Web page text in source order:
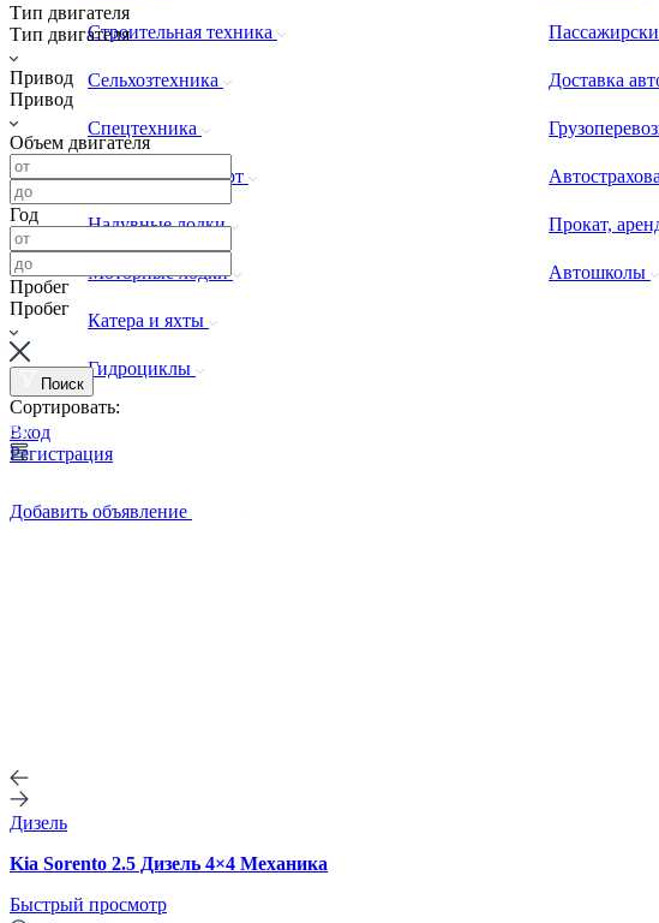
Строительная техника
Сельхозтехника
Спецтехника
Водный транспорт
Надувные лодки
Моторные лодки
Катера и яхты
Гидроциклы
Доставка
Прокат,
Автошколы
Вход
Регистрация
Добавить объявление
Тип двигателя
Тип двигателя
Привод
Привод
Объем двигателя
Год
Пробег
Пробег
Поиск
Сортировать:
Дизель
Kia Sorento 2.5 Дизель 4×4 Механика
Быстрый просмотр